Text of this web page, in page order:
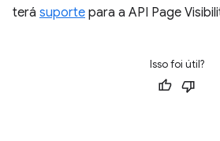
terá suporte para a API Page
Isso foi útil?